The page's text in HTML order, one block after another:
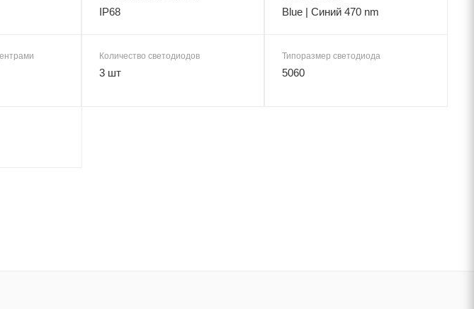
IP68 Blue | Синий 470 nm
Количество светодиодов
3 шт
Типоразмер светодиода
5060